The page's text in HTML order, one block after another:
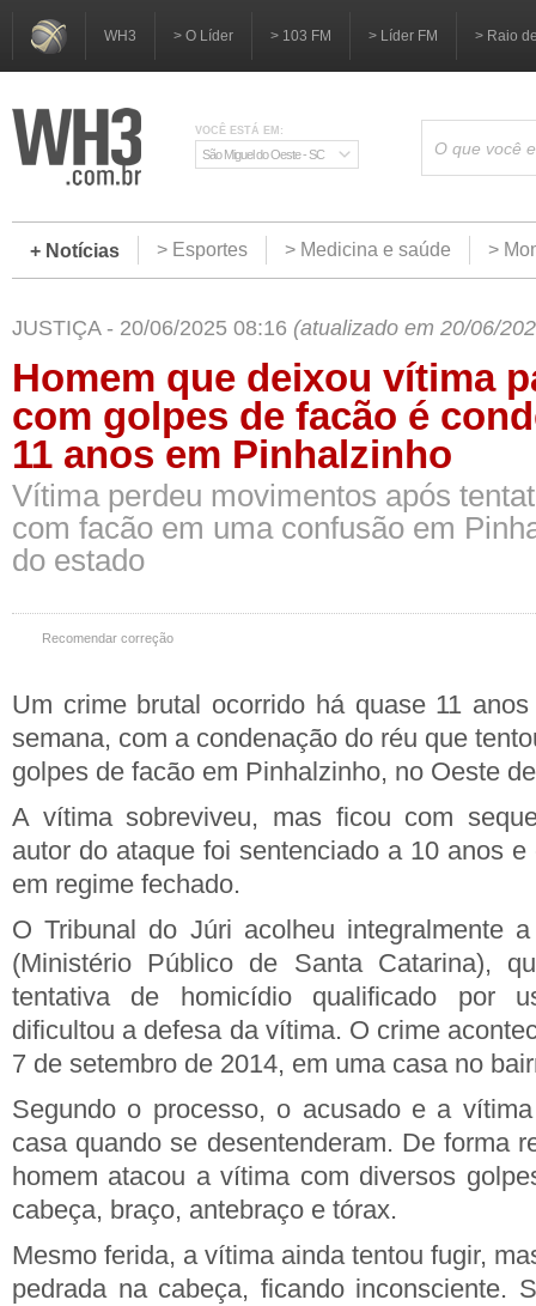
WH3 > O Líder > 103 FM > Líder FM > Raio
VOCÊ ESTÁ EM:
São Miguel do Oeste - SC
+ Notícias > Esportes > Medicina e saúde >
JUSTIÇA - 20/06/2025 08:16 (atualizado em 20/06/
Homem que deixou vítima
com golpes de facão é
11 anos em Pinhalzinho
Vítima perdeu movimentos após
com facão em uma confusão em
do estado
Recomendar correção
Um crime brutal ocorrido há quase 11
semana, com a condenação do réu que
golpes de facão em Pinhalzinho, no Oeste
A vítima sobreviveu, mas ficou com
autor do ataque foi sentenciado a 10 anos
em regime fechado.
O Tribunal do Júri acolheu integralmente
(Ministério Público de Santa Catarina),
tentativa de homicídio qualificado por
dificultou a defesa da vítima. O crime
7 de setembro de 2014, em uma casa no
Segundo o processo, o acusado e a
casa quando se desentenderam. De forma
homem atacou a vítima com diversos
cabeça, braço, antebraço e tórax.
Mesmo ferida, a vítima ainda tentou fugir,
pedrada na cabeça, ficando inconsciente.